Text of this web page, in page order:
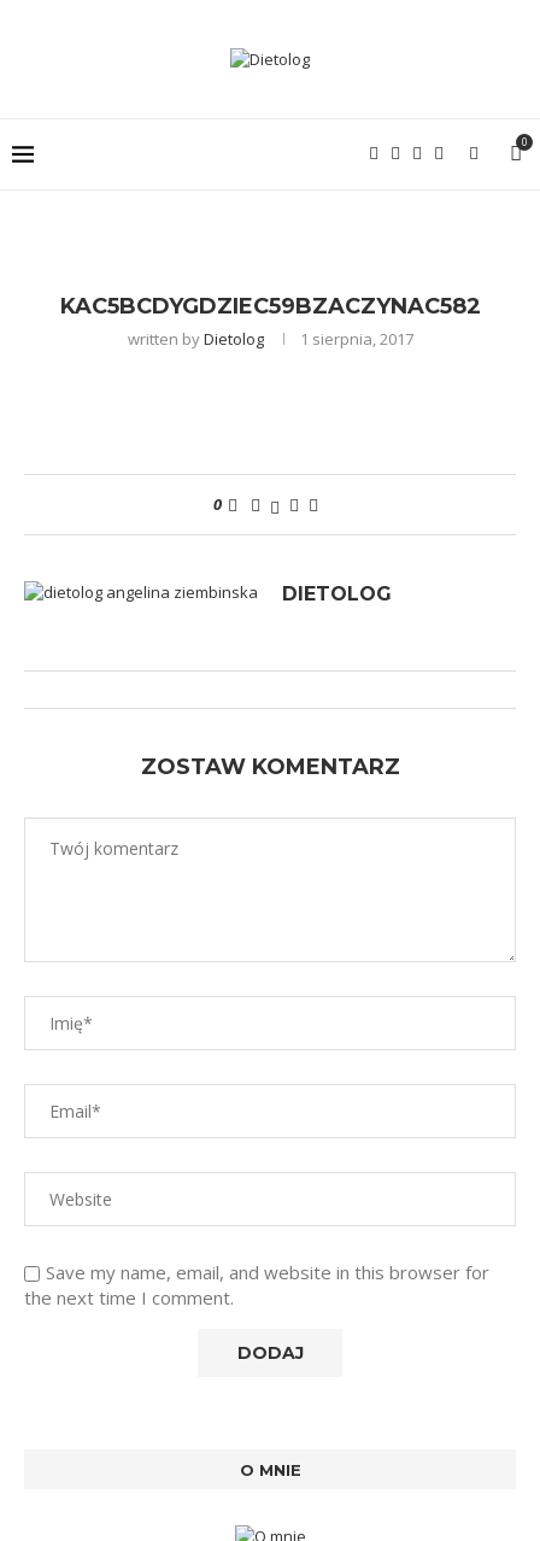
0
KAC5BCDYGDZIEC59BZACZYNAC582
written byDietolog 1 sierpnia, 2017
0
DIETOLOG
ZOSTAW KOMENTARZ
Save my name, email, and website in this browser for
the next time I comment.
O MNIE